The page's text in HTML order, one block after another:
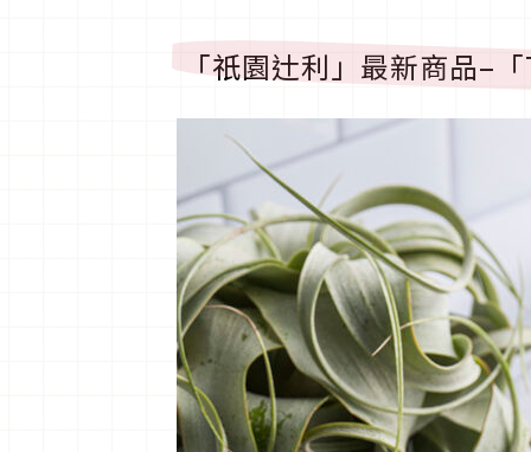
「祇園辻利」最新商品–